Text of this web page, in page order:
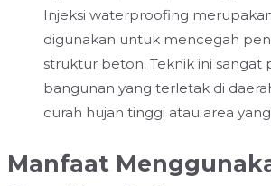
Injeksi waterproofing
digunakan untuk mencegah
struktur beton. Teknik ini sangat
bangunan yang terletak di
curah hujan tinggi atau area
Manfaat